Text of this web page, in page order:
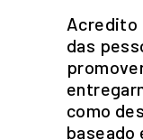
Acredito
das
como
baseado